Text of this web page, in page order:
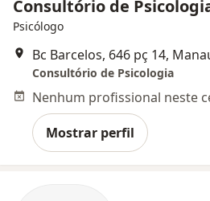
Consultório de
Psicólogo
Bc Barcelos, 646 pç 14,
Consultório de Psicologia
Mostrar perfil